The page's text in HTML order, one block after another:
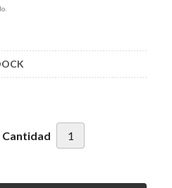
Cantidad